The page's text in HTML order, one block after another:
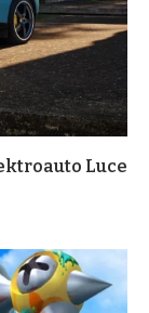
Luce